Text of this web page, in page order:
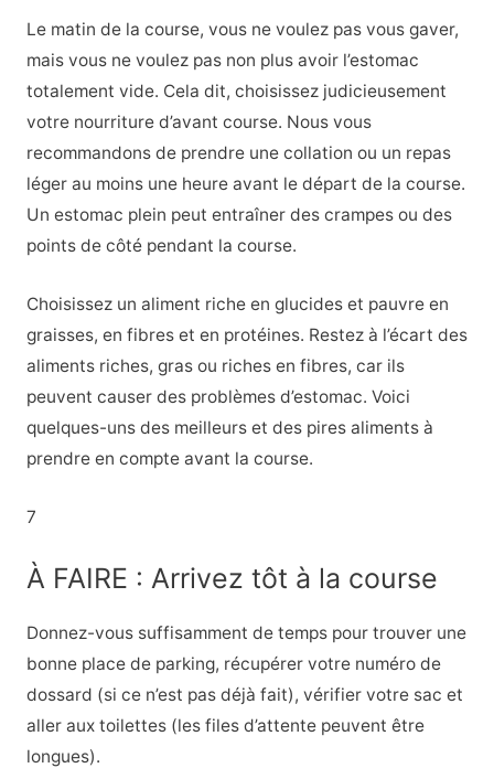
Le matin de la course, vous ne voulez pas vous gaver,
mais vous ne voulez pas non plus avoir l’estomac
totalement vide. Cela dit, choisissez judicieusement
votre nourriture d’avant course. Nous vous
recommandons de prendre une collation ou un repas
léger au moins une heure avant le départ de la course.
Un estomac plein peut entraîner des crampes ou des
points de côté pendant la course.
Choisissez un aliment riche en glucides et pauvre en
graisses, en fibres et en protéines. Restez à l’écart des
aliments riches, gras ou riches en fibres, car ils
peuvent causer des problèmes d’estomac. Voici
quelques-uns des meilleurs et des pires aliments à
prendre en compte avant la course.
7
À FAIRE : Arrivez tôt à la course
Donnez-vous suffisamment de temps pour trouver une
bonne place de parking, récupérer votre numéro de
dossard (si ce n’est pas déjà fait), vérifier votre sac et
aller aux toilettes (les files d’attente peuvent être
longues).